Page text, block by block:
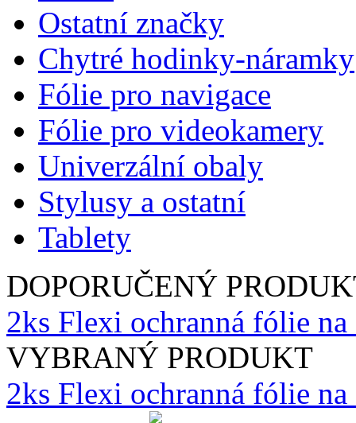
Ostatní značky
Chytré hodinky-náramky
Fólie pro navigace
Fólie pro videokamery
Univerzální obaly
Stylusy a ostatní
Tablety
DOPORUČENÝ
2ks Flexi ochranná fólie
VYBRANÝ PRODUKT
2ks Flexi ochranná fólie